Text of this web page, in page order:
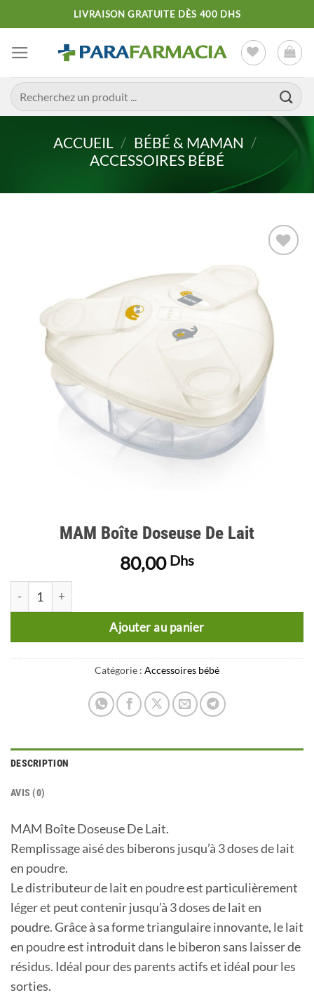
au
contenu
LIVRAISON GRATUITE DÈS 400 DHS
Recherche
pour :
ACCUEIL / BÉBÉ & MAMAN /
ACCESSOIRES BÉBÉ
Ajouter
à la liste
d’envies
MAM Boîte Doseuse De Lait
80,00 Dhs
quantité de MAM Boîte Doseuse De Lait
Ajouter au panier
Catégorie : Accessoires bébé
DESCRIPTION
AVIS (0)
MAM Boîte Doseuse De Lait.
Remplissage aisé des biberons jusqu’à 3 doses de lait
en poudre.
Le distributeur de lait en poudre est particulièrement
léger et peut contenir jusqu’à 3 doses de lait en
poudre. Grâce à sa forme triangulaire innovante, le lait
en poudre est introduit dans le biberon sans laisser de
résidus. Idéal pour des parents actifs et idéal pour les
sorties.